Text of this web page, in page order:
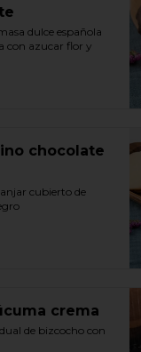
dulce española
con azucar flor y
chocolate
cubierto de
crema
de bizcocho con